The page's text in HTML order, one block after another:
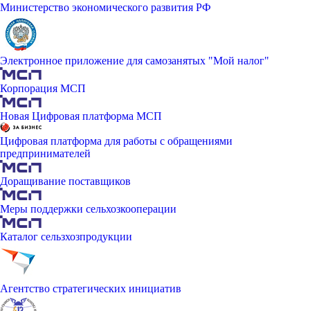
Министерство экономического развития РФ
Электронное приложение для самозанятых "Мой налог"
Корпорация МСП
Новая Цифровая платформа МСП
Цифровая платформа для работы с обращениями
предпринимателей
Доращивание поставщиков
Меры поддержки сельхозкооперации
Каталог сельзхозпродукции
Агентство стратегических инициатив